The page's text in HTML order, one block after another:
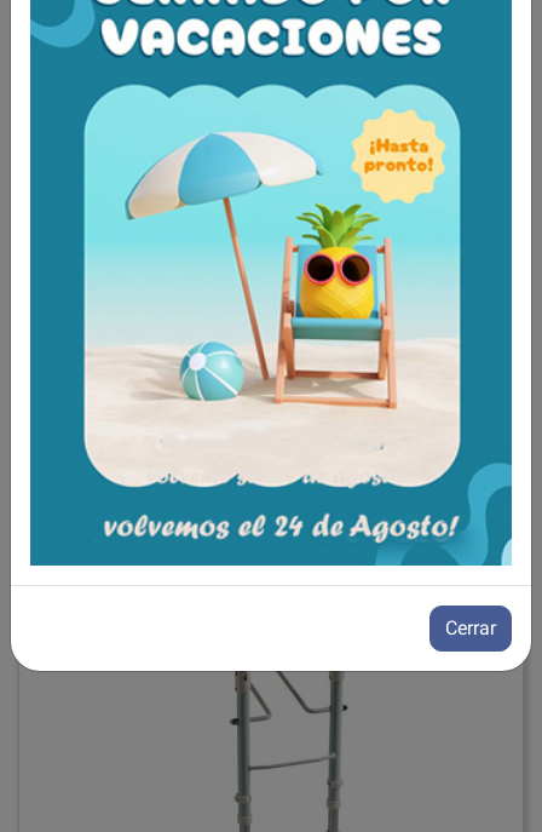
Asiento de ducha abatible con respaldo y brazos
240,00€
Cerrar